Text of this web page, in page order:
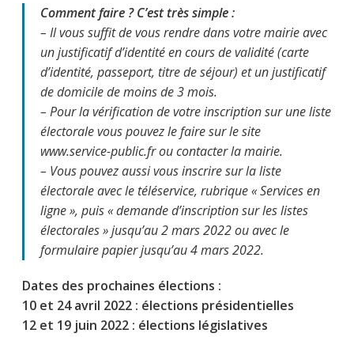
Comment faire ? C’est très simple :
– Il vous suffit de vous rendre dans votre mairie avec
un justificatif d’identité en cours de validité (carte
d’identité, passeport, titre de séjour) et un justificatif
de domicile de moins de 3 mois.
– Pour la vérification de votre inscription sur une liste
électorale vous pouvez le faire sur le site
www.service-public.fr ou contacter la mairie.
– Vous pouvez aussi vous inscrire sur la liste
électorale avec le téléservice, rubrique « Services en
ligne », puis « demande d’inscription sur les listes
électorales » jusqu’au 2 mars 2022 ou avec le
formulaire papier jusqu’au 4 mars 2022.
Dates des prochaines élections :
10 et 24 avril 2022 : élections présidentielles
12 et 19 juin 2022 : élections législatives